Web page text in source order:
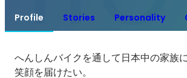
Profile Stories Personality
へんしんバイクを通して日本中の家族
笑顔を届けたい。